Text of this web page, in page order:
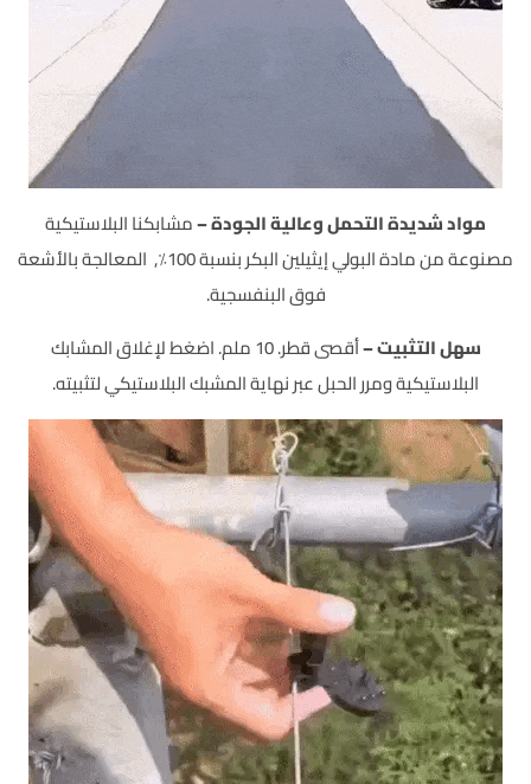
مواد شديدة التحمل وعالية الجودة –مشابكنا البلاستيكية
مصنوعة من مادة البولي إيثيلين البكر بنسبة 100٪, المعالجة بالأشعة
فوق البنفسجية.
سهل التثبيت –
أقصى قطر. 10 ملم. اضغط لإغلاق المشابك
البلاستيكية ومرر الحبل عبر نهاية المشبك البلاستيكي لتثبيته.